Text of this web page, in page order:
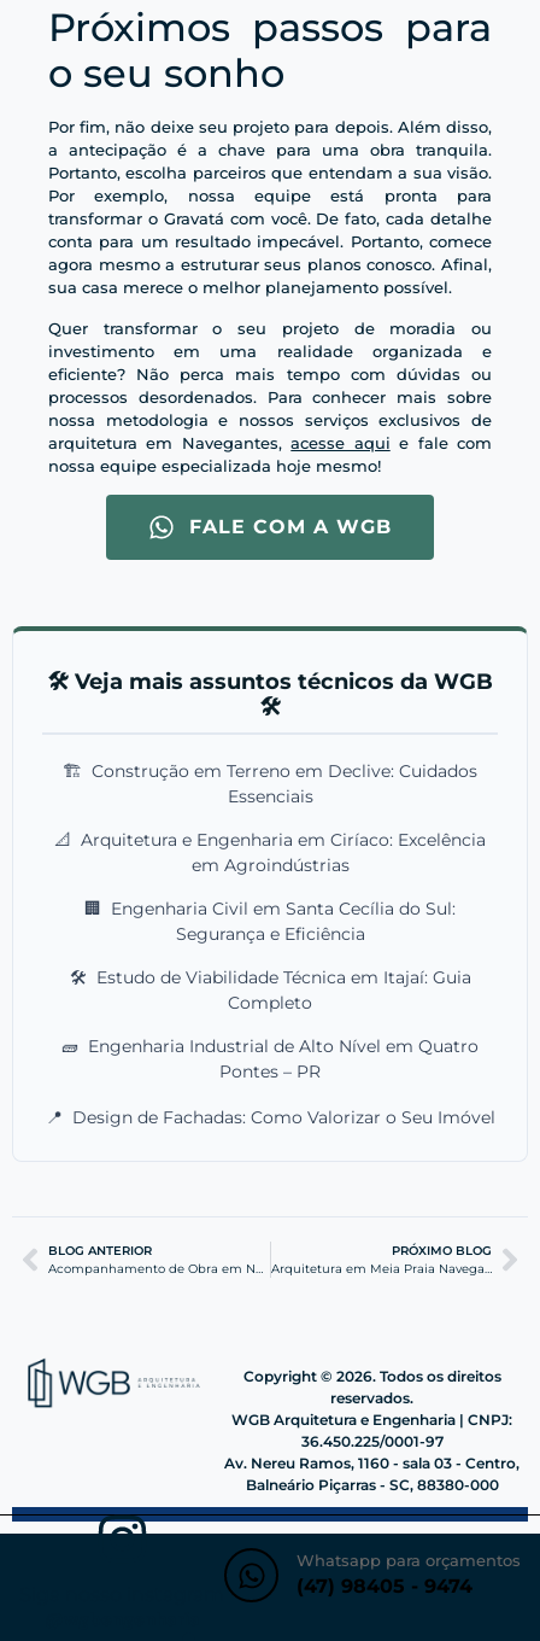
Próximos passos para
o seu sonho
Por fim, não deixe seu projeto para depois. Além disso,
a antecipação é a chave para uma obra tranquila.
Portanto, escolha parceiros que entendam a sua visão.
Por exemplo, nossa equipe está pronta para
transformar o Gravatá com você. De fato, cada detalhe
conta para um resultado impecável. Portanto, comece
agora mesmo a estruturar seus planos conosco. Afinal,
sua casa merece o melhor planejamento possível.
Quer transformar o seu projeto de moradia ou
investimento em uma realidade organizada e
eficiente? Não perca mais tempo com dúvidas ou
processos desordenados. Para conhecer mais sobre
nossa metodologia e nossos serviços exclusivos de
arquitetura em Navegantes,acesse aqui e fale com
nossa equipe especializada hoje mesmo!
FALE COM A WGB
🛠️ Veja mais assuntos técnicos da WGB
🛠️
🏗️ Construção em Terreno em Declive: Cuidados
Essenciais
📐 Arquitetura e Engenharia em Ciríaco: Excelência
em Agroindústrias
🏢 Engenharia Civil em Santa Cecília do Sul:
Segurança e Eficiência
🛠️ Estudo de Viabilidade Técnica em Itajaí: Guia
Completo
🧱 Engenharia Industrial de Alto Nível em Quatro
Pontes – PR
📍 Design de Fachadas: Como Valorizar o Seu Imóvel
BLOG ANTERIOR
Acompanhamento de Obra em Navegantes: Garantia de Qualidade
PRÓXIMO BLOG
Arquitetura em Meia Praia Navegantes: Projetos Estratégicos
Copyright © 2026. Todos os direitos
reservados.
WGB Arquitetura e Engenharia | CNPJ:
36.450.225/0001-97
Av. Nereu Ramos, 1160 - sala 03 - Centro,
Balneário Piçarras - SC, 88380-000
Whatsapp para orçamentos
(47) 98405 - 9474